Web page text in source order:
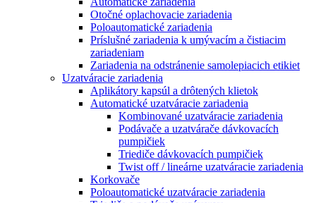
Otočné oplachovacie zariadenia
Poloautomatické zariadenia
Príslušné zariadenia k umývacím a čistiacim
zariadeniam
Zariadenia na odstránenie samolepiacich etikiet
Uzatváracie zariadenia
Aplikátory kapsúl a drôtených klietok
Automatické uzatváracie zariadenia
Kombinované uzatváracie zariadenia
Podávače a uzatvárače dávkovacích
pumpičiek
Triediče dávkovacích pumpičiek
Twist off / lineárne uzatváracie zariadenia
Korkovače
Poloautomatické uzatváracie zariadenia